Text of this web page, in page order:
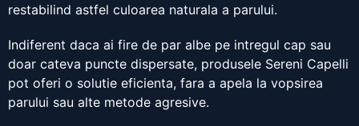
restabilind astfel culoarea naturala a parului.
Indiferent daca ai fire de par albe pe intregul cap sau
doar cateva puncte dispersate, produsele Sereni Capelli
pot oferi o solutie eficienta, fara a apela la vopsirea
parului sau alte metode agresive.